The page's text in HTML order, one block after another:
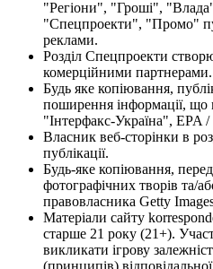
"Регіони", "Гроші",
"Спецпроекти", "Промо"
реклами.
Розділ Спецпроекти
комерційними партнерами.
Будь яке копіювання,
поширення інформації, що
"Інтерфакс-Україна", EPA
Власник веб-сторінки в
публікації.
Будь-яке копіювання,
фотографічних творів та/
правовласника Getty
Матеріали сайту
старше 21 року (21+).
викликати ігрову